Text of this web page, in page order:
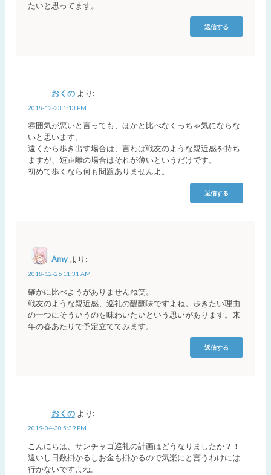
たいと思ってます。
返信する
おくの より:
2018-12-23 1:13 PM
雰囲気が悪いと言っても、ほかと比べなくっちゃ気にならな
いと思います。
遠くから歩き出す場合は、言わば戦友のような親近感を持ち
ますが、短距離の場合はそれが薄いというだけです。
初めて歩くなら何も問題ありませんよ。
返信する
Amy より:
2018-12-26 11:31 AM
確かに比べようがありませんね笑。
戦友のような親近感、巡礼の醍醐味ですよね。歩きたい理由
の一つにそういうのを味わいたいという思いがあります。来
年の春あたりで予定立ててみます。
返信する
おくの より:
2019-04-30 5:39 PM
こんにちは、サンチャゴ巡礼の計画はどうなりましたか？！
遠いし日数掛かるしお金も掛かるので気楽にと言うわけには
行かないですよね。